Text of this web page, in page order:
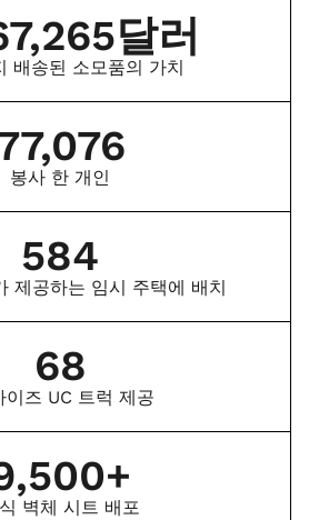
배송된 소모품의 가치
달러
봉사 한 개인
제공하는 임시 주택에 배치
584
이즈 UC 트럭 제공
68
벽체 시트 배포
+